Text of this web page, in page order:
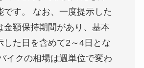
です。 なお、一度提示した
金額保持期間があり、基本
した日を含めて2～4日とな
イクの相場は週単位で変わ